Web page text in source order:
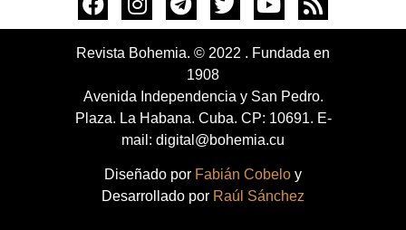
Revista Bohemia. © 2022 . Fundada en
1908
Avenida Independencia y San Pedro.
Plaza. La Habana. Cuba. CP: 10691. E-
mail: digital@bohemia.cu
Diseñado por Fabián Cobelo y
Desarrollado por Raúl Sánchez